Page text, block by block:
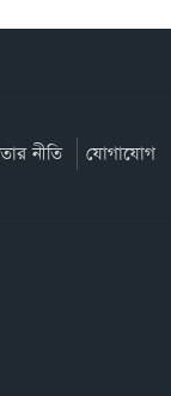
নীতি যোগাযোগ